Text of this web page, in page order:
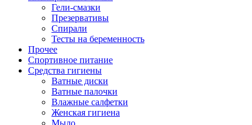
Гели-смазки
Презервативы
Спирали
Тесты на беременность
Прочее
Спортивное питание
Средства гигиены
Ватные диски
Ватные палочки
Влажные салфетки
Женская гигиена
Мыло